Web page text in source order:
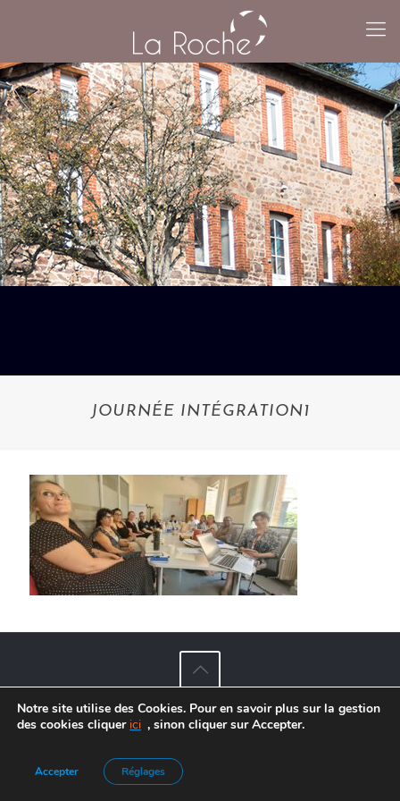
JOURNÉE INTÉGRATION1
Agence de Communication :Frelon Bleu|Mentions légales
Notre site utilise des Cookies. Pour en savoir plus sur la gestion
des cookies cliquer ici , sinon cliquer sur Accepter.
Accepter Réglages